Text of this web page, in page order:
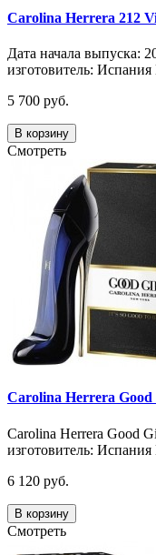
Carolina Herrera 212
Дата начала выпуска:
изготовитель:
5 700 руб.
В корзину
Смотреть
Carolina Herrera
Carolina Herrera Good
изготовитель:
6 120 руб.
В корзину
Смотреть